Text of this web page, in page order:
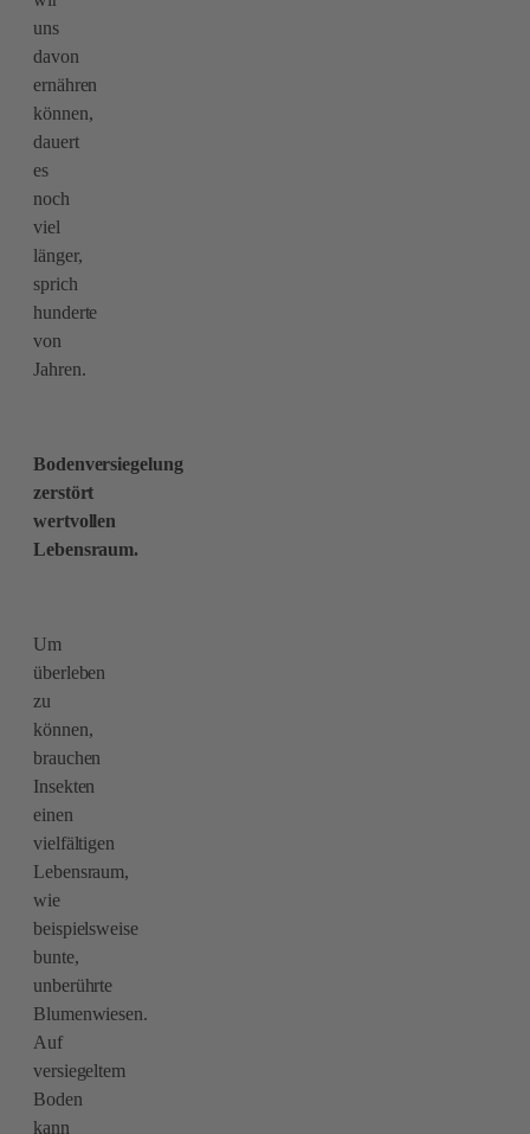
uns
davon
ernähren
können,
dauert
es
noch
viel
länger,
sprich
hunderte
von
Jahren.
Bodenversiegelung
zerstört
wertvollen
Lebensraum.
Um
überleben
zu
können,
brauchen
Insekten
einen
vielfältigen
Lebensraum,
wie
beispielsweise
bunte,
unberührte
Blumenwiesen.
Auf
versiegeltem
Boden
kann